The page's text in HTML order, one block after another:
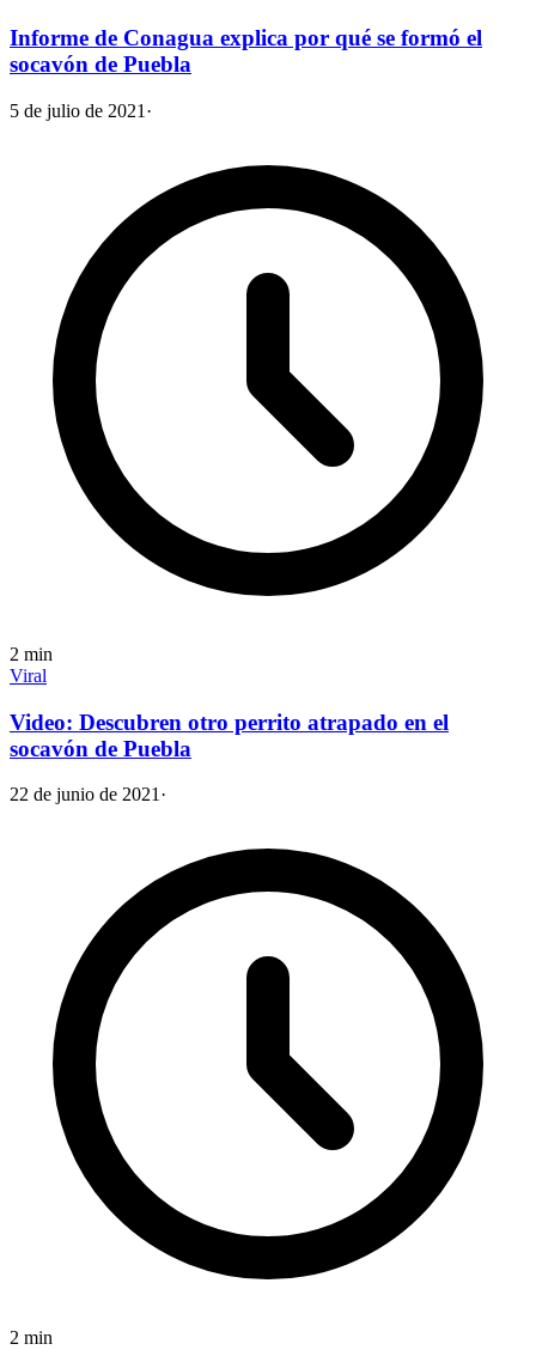
Informe de Conagua explica por qué se formó el
socavón de Puebla
5 de julio de 2021 ·
2 min
Viral
Video: Descubren otro perrito atrapado en el
socavón de Puebla
22 de junio de 2021 ·
2 min